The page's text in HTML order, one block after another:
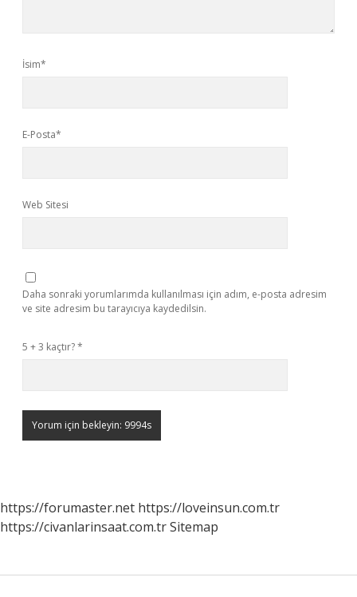
İsim*
E-Posta*
Web Sitesi
Daha sonraki yorumlarımda kullanılması için adım, e-posta adresim
ve site adresim bu tarayıcıya kaydedilsin.
5 + 3 kaçtır?*
https://forumaster.net https://loveinsun.com.tr
https://civanlarinsaat.com.trSitemap